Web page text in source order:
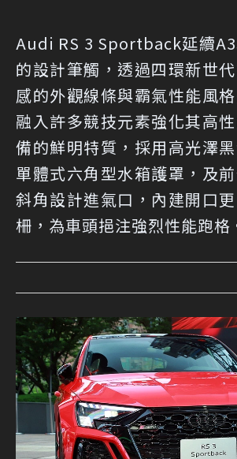
Audi RS 3 Sportback延續
的設計筆觸，透過四環新世
感的外觀線條與霸氣性能風
融入許多競技元素強化其高
備的鮮明特質，採用高光澤
單體式六角型水箱護罩，及
斜角設計進氣口，內建開口
柵，為車頭挹注強烈性能跑格